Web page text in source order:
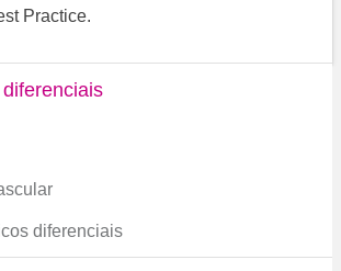
Practice.
diferenciais